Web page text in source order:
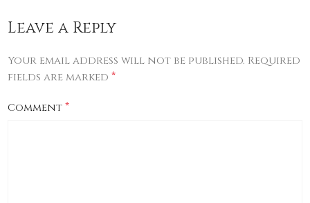
Leave a Reply
Your email address will not be published. Required
fields are marked*
Comment*